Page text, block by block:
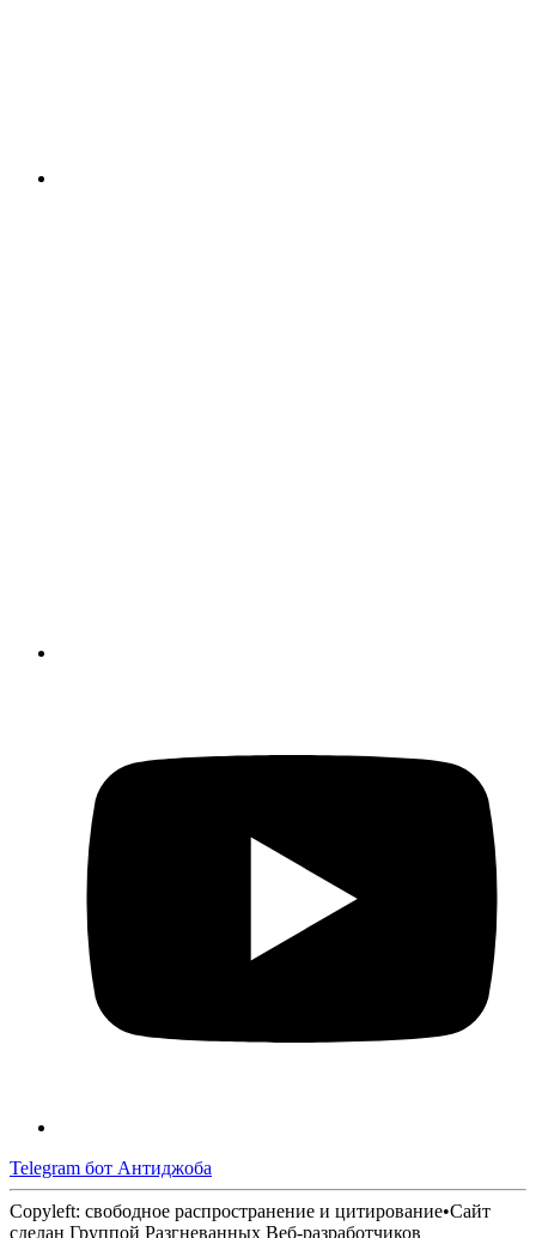
Telegram бот Антиджоба
Copyleft: свободное распространение и цитирование•Сайт
сделан Группой Разгневанных Веб-разработчиков